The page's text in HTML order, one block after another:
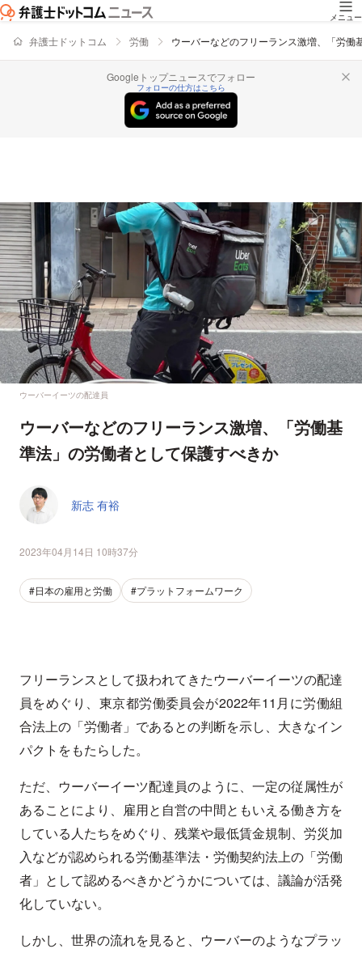
メニュー
弁護士ドットコム 労働 ウーバーなどのフリーランス激増、「労働
Googleトップニュースでフォロー
フォローの仕方はこちら
ウーバーイーツの配達員
ウーバーなどのフリーランス激増、「労働基
準法」の労働者として保護すべきか
新志 有裕
2023年04月14日 10時37分
#日本の雇用と労働 #プラットフォームワーク
フリーランスとして扱われてきたウーバーイーツの配達
員をめぐり、東京都労働委員会が2022年11月に労働組
合法上の「労働者」であるとの判断を示し、大きなイン
パクトをもたらした。
ただ、ウーバーイーツ配達員のように、一定の従属性が
あることにより、雇用と自営の中間ともいえる働き方を
している人たちをめぐり、残業や最低賃金規制、労災加
入などが認められる労働基準法・労働契約法上の「労働
者」として認めるべきかどうかについては、議論が活発
化していない。
しかし、世界の流れを見ると、ウーバーのようなプラッ